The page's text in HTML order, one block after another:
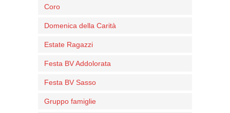
Coro
Domenica della Carità
Estate Ragazzi
Festa BV Addolorata
Festa BV Sasso
Gruppo famiglie